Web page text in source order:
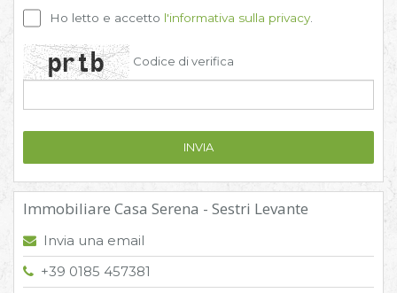
Ho letto e accetto l'informativa sulla privacy
Codice di verifica
Immobiliare Casa Serena - Sestri Levante
Invia una email
+39 0185 457381